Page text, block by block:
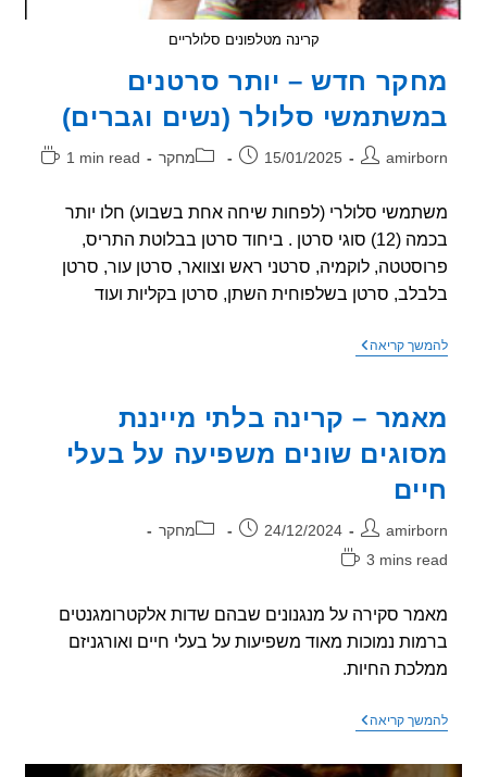
קרינה מטלפונים סלולריים
חדש – יותר סרטנים
סלולר (נשים וגברים)
פורסם:
15/01/2025 קטגוריה:
מחקר
זמן
1 min read
סלולרי (לפחות שיחה אחת בשבוע) חלו יותר
בכמה (12) סוגי סרטן . ביחוד סרטן בבלוטת התריס,
לוקמיה, סרטני ראש וצוואר, סרטן עור, סרטן
סרטן בשלפוחית השתן, סרטן בקליות ועוד
קריאהמחקר
סרטנים
במשתמשי
סלולר
(נשים
וגברים)
– קרינה בלתי מייננת
שונים משפיעה על בעלי
פורסם:
24/12/2024 קטגוריה:
מחקר
3 mins
סקירה על מנגנונים שבהם שדות אלקטרומגנטים
נמוכות מאוד משפיעות על בעלי חיים ואורגניזם
החיות.
קריאהמאמר
בלתי